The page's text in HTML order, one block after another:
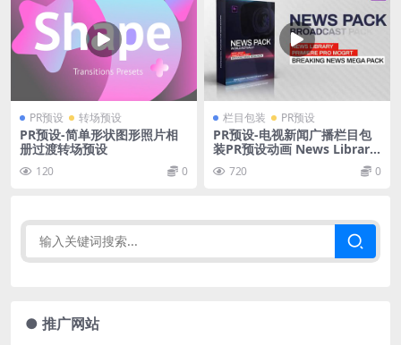
PR预设 转场预设
PR预设-简单形状图形照片相
册过渡转场预设
120 0
栏目包装 PR预设
PR预设-电视新闻广播栏目包
装PR预设动画 News Library
– Broadcast Pack
720 0
● 推广网站